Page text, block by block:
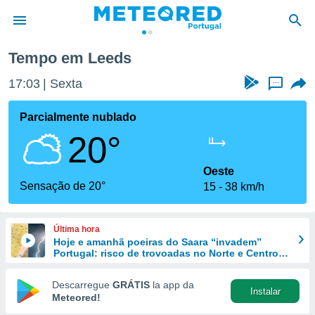
da
foi
fornecidas
a este
das
e
forma
digital
Tempo em Leeds
17:03 Sexta ...
Parcialmente nublado
20°
Sensação de 20°
Oeste
15
38 km/h
Última hora
Hoje e amanhã poeiras do Saara “invadem”
Portugal: risco de trovoadas no Norte e Centro
Descarregue GRÁTIS la app da
Meteored!
Instalar